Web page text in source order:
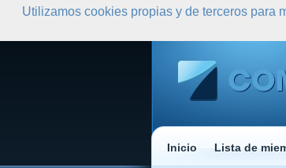
Inicio Lista de
Utilizamos cookies propias y de terceros para